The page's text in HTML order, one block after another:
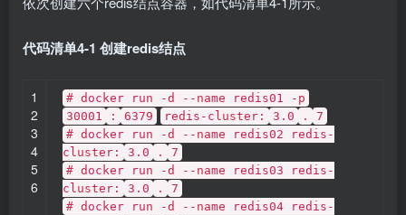
代码清单4-1 创建redis结点
1
2
3
4
5
6
# docker run -d --name redis01 -p
30001
: 6379 redis-cluster: 3.0 .
7
# docker run -d --name redis02 redis-
cluster:
3.0 .
7
# docker run -d --name redis03 redis-
cluster:
3.0 .
7
# docker run -d --name redis04 redis-